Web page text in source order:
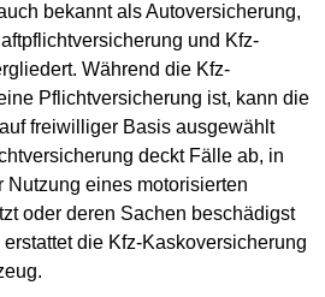
bekannt als Autoversicherung,
und Kfz-
Während die Kfz-
Pflichtversicherung ist, kann die
freiwilliger Basis ausgewählt
deckt Fälle ab, in
Nutzung eines motorisierten
oder deren Sachen beschädigst
die Kfz-Kaskoversicherung